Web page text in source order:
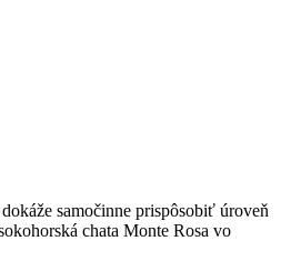
samočinne prispôsobiť úroveň
chata Monte Rosa vo